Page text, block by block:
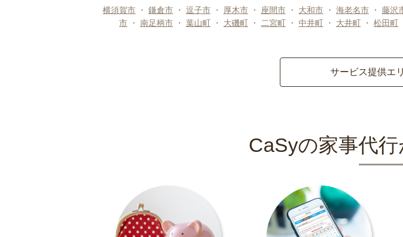
横須賀市 ・ 鎌倉市 ・ 逗子市 ・ 厚木市 ・ 座間市 ・ 大和市 ・ 海老名市 ・ 藤沢
市 ・ 南足柄市 ・ 葉山町 ・ 大磯町 ・ 二宮町 ・ 中井町 ・ 大井町 ・ 松田町
サービス提供エ
CaSyの家事代